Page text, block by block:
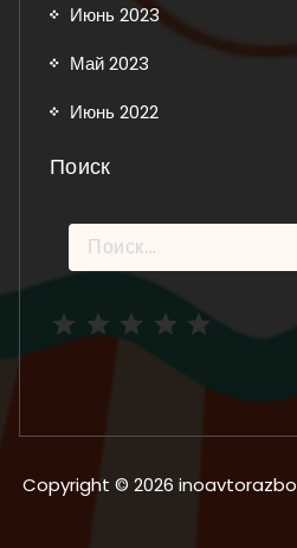
Июнь 2023
Май 2023
Июнь 2022
Поиск
Найти:
Copyright © 2026